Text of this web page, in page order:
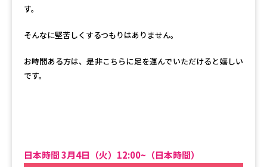
す。
そんなに堅苦しくするつもりはありません。
お時間ある方は、是非こちらに足を運んでいただけると嬉しい
です。
日本時間 3月4日（火）12:00~（日本時間）